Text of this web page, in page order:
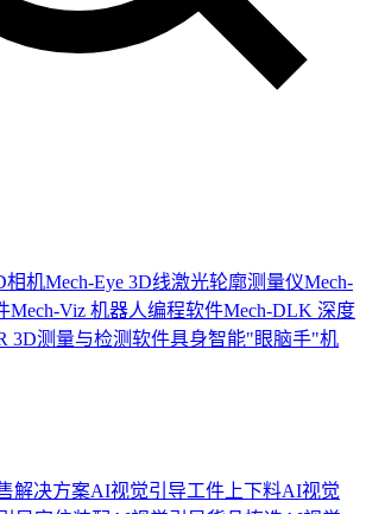
相机Mech-Eye 3D线激光轮廓测量仪Mech-
Mech-Viz 机器人编程软件Mech-DLK 深度
3D测量与检测软件具身智能"眼脑手"机
解决方案AI视觉引导工件上下料AI视觉